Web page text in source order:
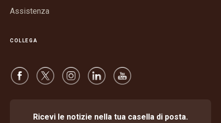
Assistenza
COLLEGA
Ricevi le notizie nella tua casella di posta.